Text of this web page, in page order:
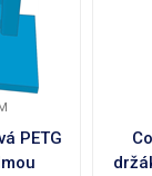
PETG